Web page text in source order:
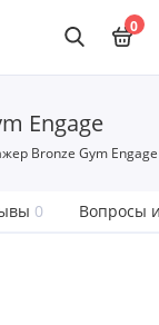
0
Engage
Bronze Gym
0 Вопросы